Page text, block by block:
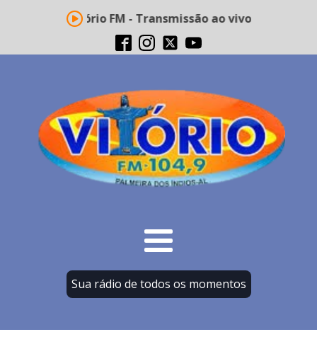
Rádio Vitório FM - Transmissão ao vivo
Sua rádio de todos os momentos